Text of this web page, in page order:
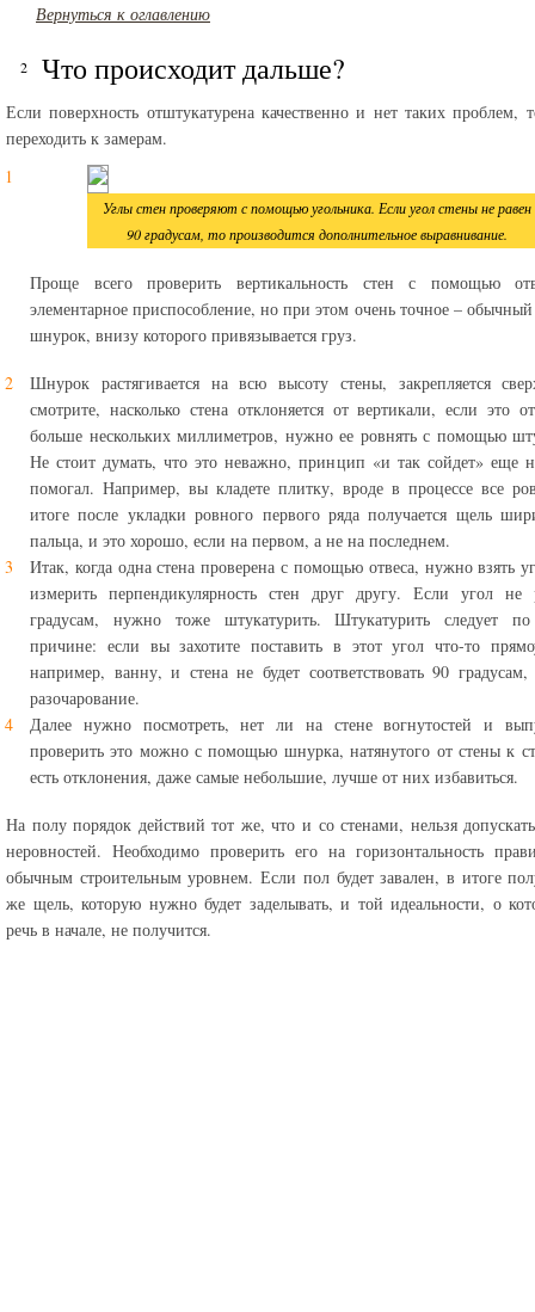
Вернуться к оглавлению
Что происходит дальше?
Если поверхность отштукатурена качественно и нет таких проблем,
переходить к замерам.
Углы стен проверяют с помощью угольника. Если угол стены не равен
90 градусам, то производится дополнительное выравнивание.
Проще всего проверить вертикальность стен с помощью
элементарное приспособление, но при этом очень точное –
шнурок, внизу которого привязывается груз.
Шнурок растягивается на всю высоту стены, закрепляется
смотрите, насколько стена отклоняется от вертикали, если это
больше нескольких миллиметров, нужно ее ровнять с помощью
Не стоит думать, что это неважно, принцип «и так сойдет» еще
помогал. Например, вы кладете плитку, вроде в процессе все
итоге после укладки ровного первого ряда получается щель
пальца, и это хорошо, если на первом, а не на последнем.
Итак, когда одна стена проверена с помощью отвеса, нужно взять
измерить перпендикулярность стен друг другу. Если угол не
градусам, нужно тоже штукатурить. Штукатурить следует
причине: если вы захотите поставить в этот угол что-то
например, ванну, и стена не будет соответствовать 90
разочарование.
Далее нужно посмотреть, нет ли на стене вогнутостей и
проверить это можно с помощью шнурка, натянутого от стены к
есть отклонения, даже самые небольшие, лучше от них избавиться.
На полу порядок действий тот же, что и со стенами, нельзя
неровностей. Необходимо проверить его на горизонтальность
обычным строительным уровнем. Если пол будет завален, в итоге
же щель, которую нужно будет заделывать, и той идеальности, о
речь в начале, не получится.